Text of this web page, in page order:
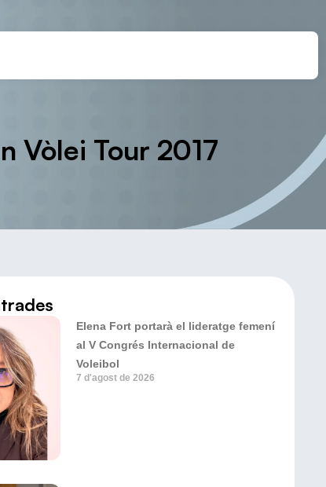
Vòlei Tour 2017
Elena Fort portarà el lideratge femení
al V Congrés Internacional de
Voleibol
7 d'agost de 2026